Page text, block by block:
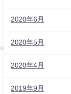
2020年6月
2020年5月
2020年4月
2019年9月